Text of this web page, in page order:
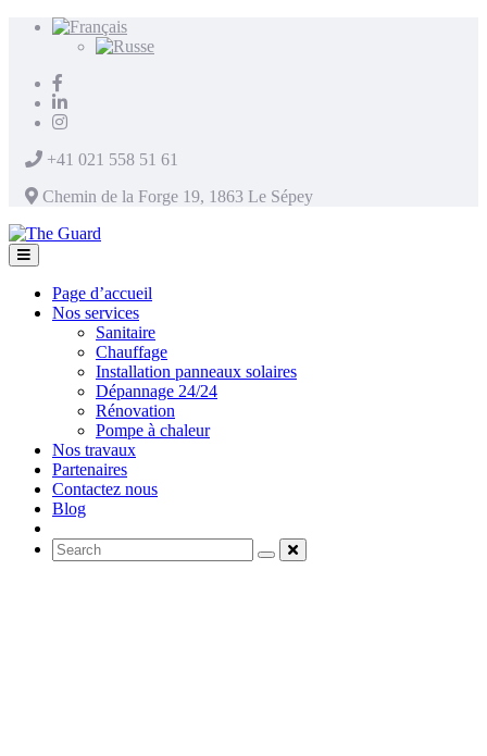
+41 021 558 51 61
Chemin de la Forge 19, 1863 Le Sépey
Page d’accueil
Nos services
Sanitaire
Chauffage
Installation panneaux solaires
Dépannage 24/24
Rénovation
Pompe à chaleur
Nos travaux
Partenaires
Contactez nous
Blog